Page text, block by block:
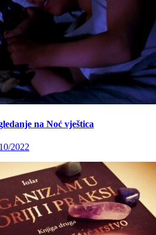
na Noć vještica
2022